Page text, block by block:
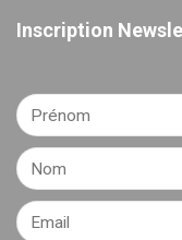
Inscription